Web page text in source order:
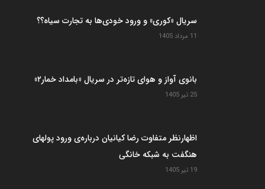
سریال «کوری» و ورود خودی‌ها به تجارت سیاه؟؟
11 مرداد 1405
بانوی آواز و هوای تازه‌تر در سریال «بامداد خمار۲»
25 تیر 1405
اظهارنظر متفاوت رضا کیانیان درباره‌ی ورود پولهای
هنگفت به شبکه خانگی
19 تیر 1405